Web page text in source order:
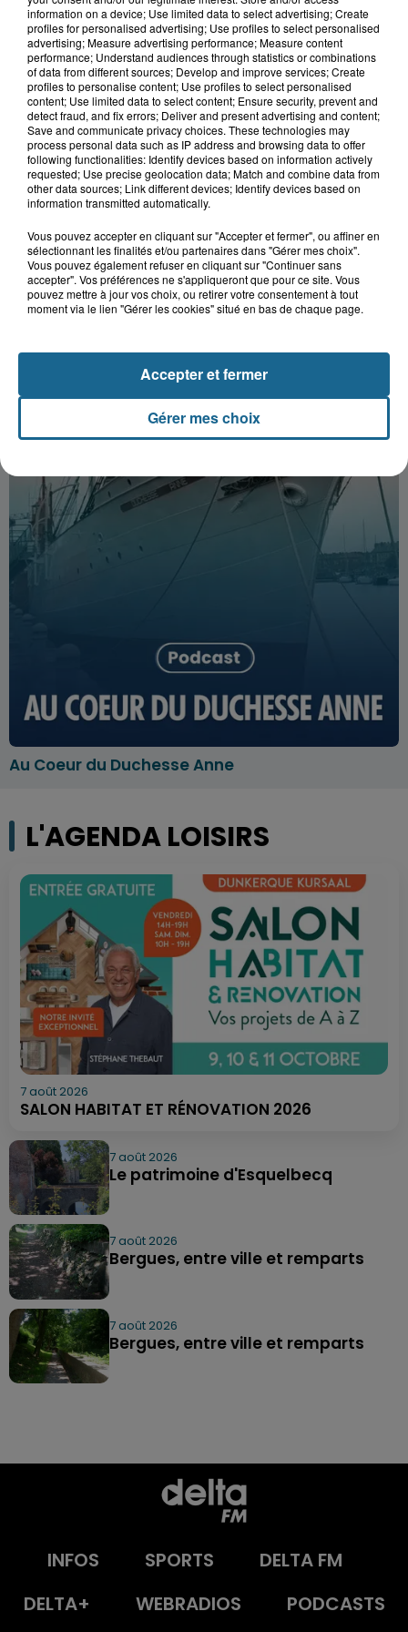
8 août 2026
Violent accident à Cléty : quatre
blessés, deux femmes en urgence...
8 août 2026
Un homme mortellement percuté par
un train à Saint-Josse
Au Coeur du Duchesse Anne
L'AGENDA LOISIRS
7 août 2026
SALON HABITAT ET RÉNOVATION 2026
7 août 2026
Le patrimoine d'Esquelbecq
7 août 2026
Bergues, entre ville et remparts
7 août 2026
Bergues, entre ville et remparts
INFOS SPORTS
DELTA FM
DELTA+
WEBRADIOS PODCASTS
information on a device; Use limited data to select advertising; Create
profiles for personalised advertising; Use profiles to select personalised
advertising; Measure advertising performance; Measure content
performance; Understand audiences through statistics or combinations
of data from different sources; Develop and improve services; Create
profiles to personalise content; Use profiles to select personalised
content; Use limited data to select content; Ensure security, prevent and
detect fraud, and fix errors; Deliver and present advertising and content;
Save and communicate privacy choices. These technologies may
process personal data such as IP address and browsing data to offer
following functionalities: Identify devices based on information actively
requested; Use precise geolocation data; Match and combine data from
other data sources; Link different devices; Identify devices based on
information transmitted automatically.
Vous pouvez accepter en cliquant sur "Accepter et fermer", ou affiner en
sélectionnant les finalités et/ou partenaires dans "Gérer mes choix".
Vous pouvez également refuser en cliquant sur "Continuer sans
accepter". Vos préférences ne s'appliqueront que pour ce site. Vous
pouvez mettre à jour vos choix, ou retirer votre consentement à tout
moment via le lien "Gérer les cookies" situé en bas de chaque page.
Gérer mes choix
Accepter et fermer